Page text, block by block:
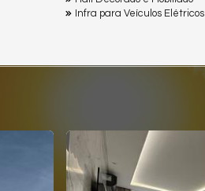
Infra para Veículos Elétricos